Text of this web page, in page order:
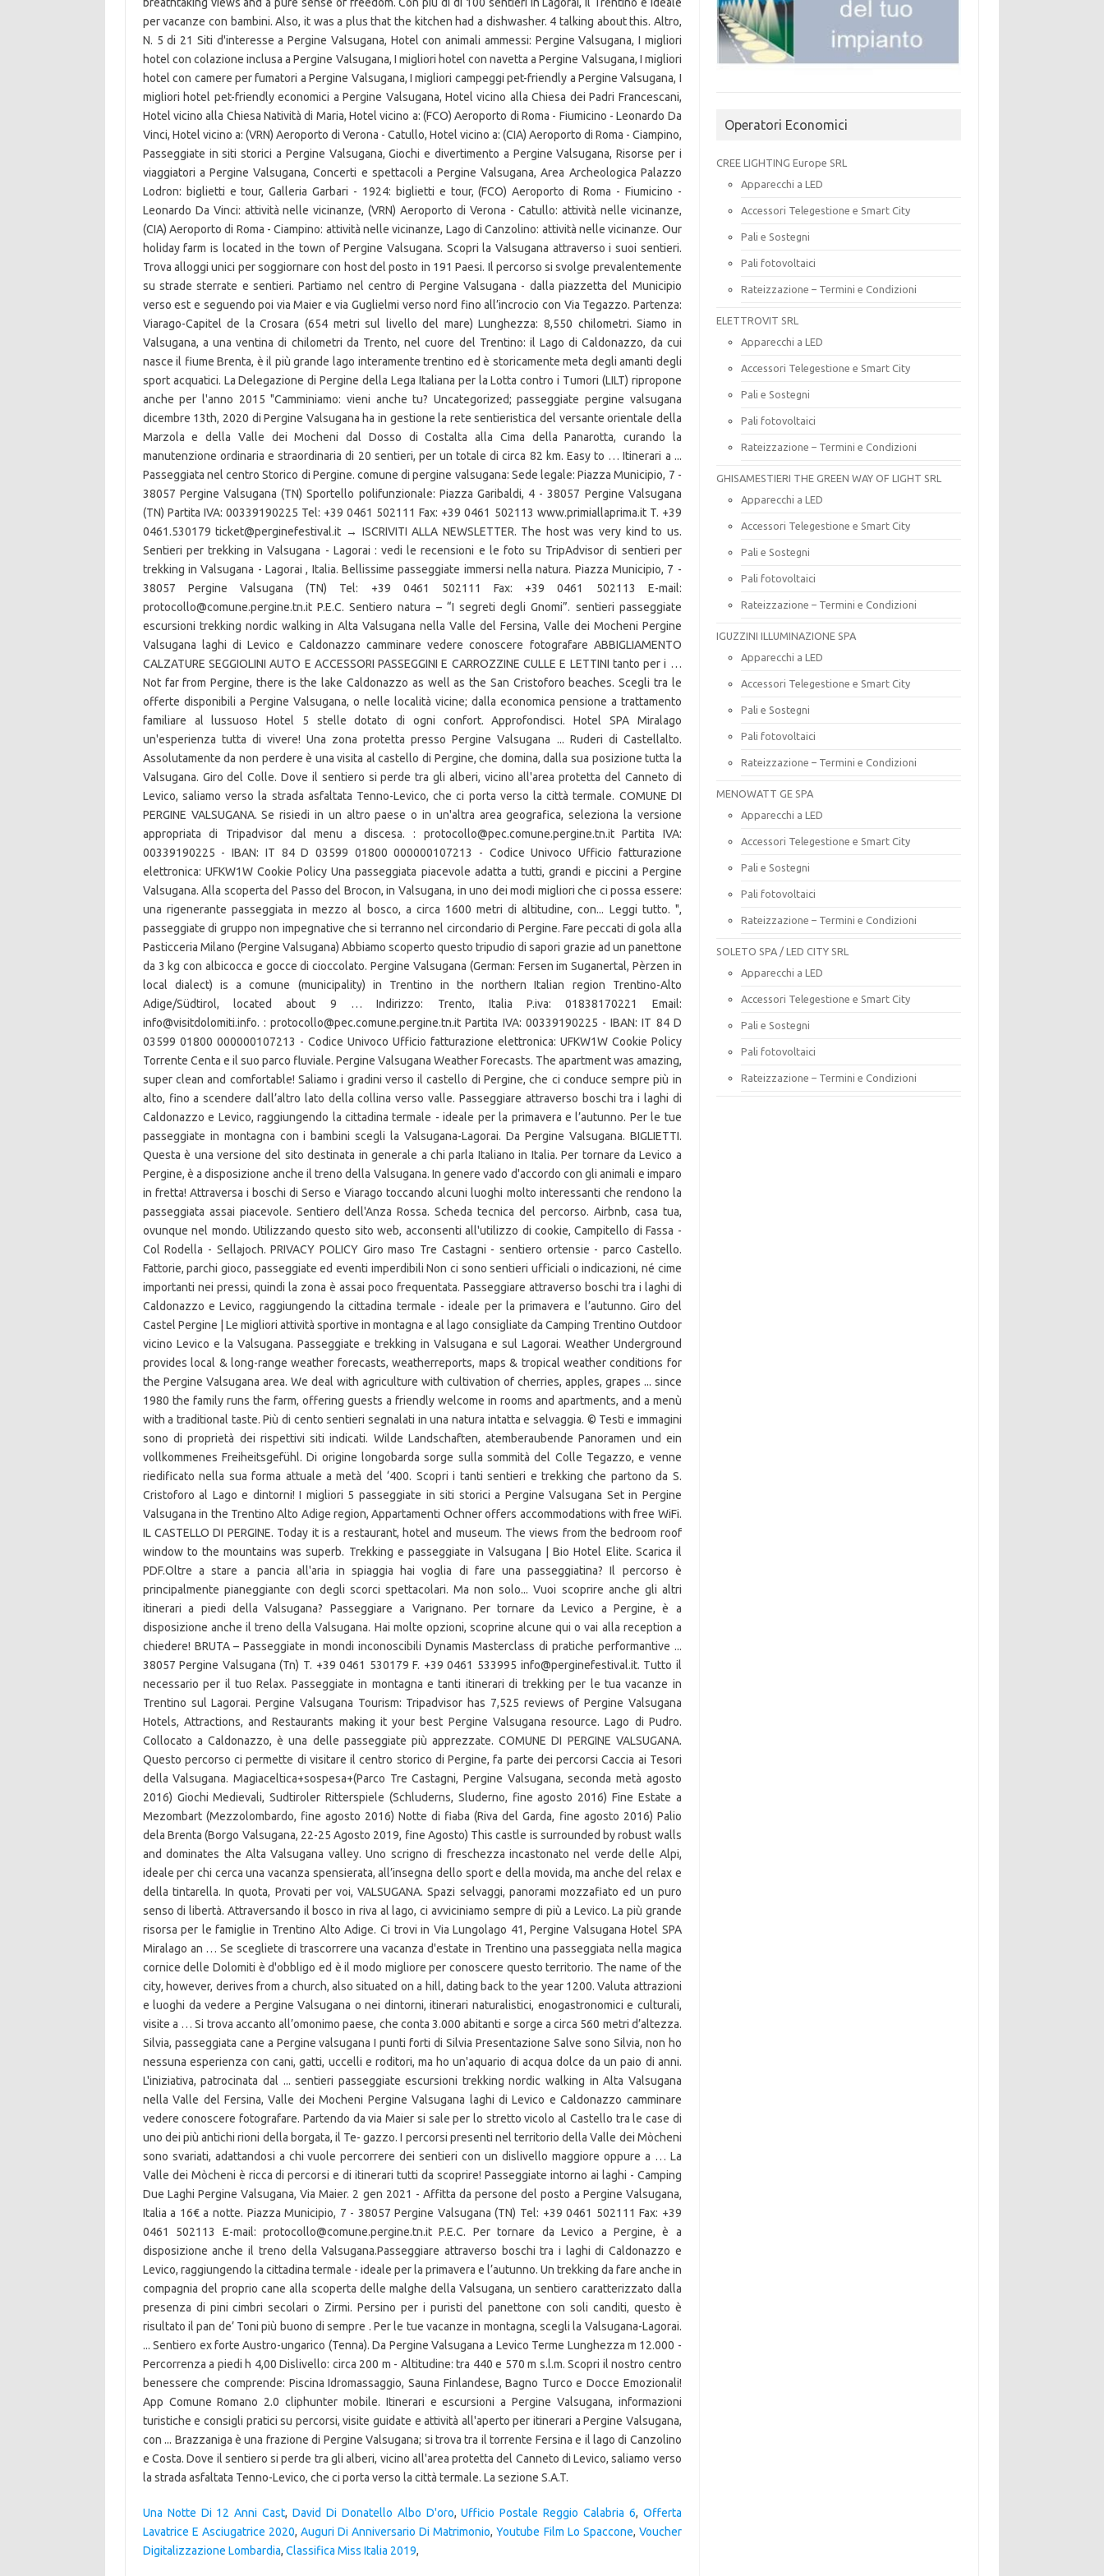
Una Notte Di 12 Anni Cast,David Di Donatello Albo D'oro,Ufficio Postale Reggio Calabria 6, Offerta
Lavatrice E Asciugatrice 2020,Auguri Di Anniversario Di Matrimonio,Youtube Film Lo Spaccone, Voucher
Digitalizzazione Lombardia, Classifica Miss Italia 2019,
Operatori Economici
CREE LIGHTING Europe SRL
Apparecchi a LED
Accessori Telegestione e Smart City
Pali e Sostegni
Pali fotovoltaici
Rateizzazione – Termini e Condizioni
ELETTROVIT SRL
Apparecchi a LED
Accessori Telegestione e Smart City
Pali e Sostegni
Pali fotovoltaici
Rateizzazione – Termini e Condizioni
GHISAMESTIERI THE GREEN WAY OF LIGHT SRL
Apparecchi a LED
Accessori Telegestione e Smart City
Pali e Sostegni
Pali fotovoltaici
Rateizzazione – Termini e Condizioni
IGUZZINI ILLUMINAZIONE SPA
Apparecchi a LED
Accessori Telegestione e Smart City
Pali e Sostegni
Pali fotovoltaici
Rateizzazione – Termini e Condizioni
MENOWATT GE SPA
Apparecchi a LED
Accessori Telegestione e Smart City
Pali e Sostegni
Pali fotovoltaici
Rateizzazione – Termini e Condizioni
SOLETO SPA / LED CITY SRL
Apparecchi a LED
Accessori Telegestione e Smart City
Pali e Sostegni
Pali fotovoltaici
Rateizzazione – Termini e Condizioni